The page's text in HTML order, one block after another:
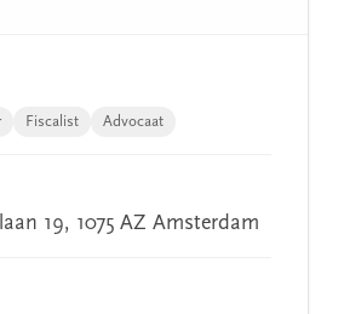
Fiscalist Advocaat
19, 1075 AZ Amsterdam